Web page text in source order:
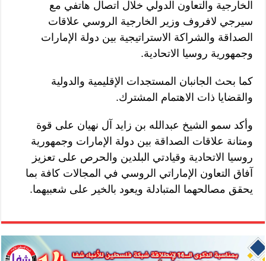
الخارجية والتعاون الدولي خلال اتصال هاتفي مع
سيرجي لافروف وزير الخارجية الروسي علاقات
الصداقة والشراكة الاستراتيجية بين دولة الإمارات
وجمهورية روسيا الاتحادية.
كما بحث الجانبان المستجدات الإقليمية والدولية
والقضايا ذات الاهتمام المشترك.
وأكد سمو الشيخ عبدالله بن زايد آل نهيان على قوة
ومتانة علاقات الصداقة بين دولة الإمارات وجمهورية
روسيا الاتحادية وقيادتي البلدين والحرص على تعزيز
آفاق التعاون الإماراتي الروسي في المجالات كافة بما
يحقق مصالحهما المتبادلة ويعود بالخير على شعبيهما.